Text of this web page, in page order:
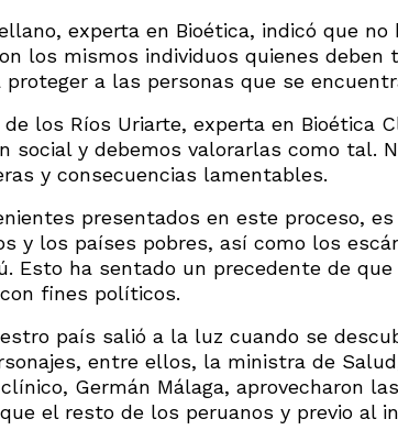
experta en Bioética, indicó que
los mismos individuos quienes deben
a las personas que se
los Ríos Uriarte, experta en Bioética
social y debemos valorarlas como tal.
y consecuencias lamentables.
presentados en este proceso,
y los países pobres, así como los
Esto ha sentado un precedente de
fines políticos.
país salió a la luz cuando se
entre ellos, la ministra de
Germán Málaga, aprovecharon
el resto de los peruanos y previo al